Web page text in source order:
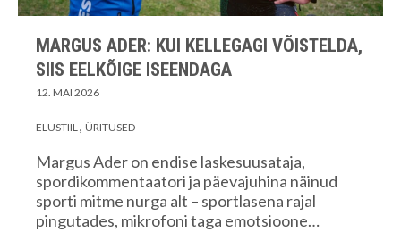
MARGUS ADER: KUI KELLEGAGI VÕISTELDA,
SIIS EELKÕIGE ISEENDAGA
12. MAI 2026
ELUSTIIL ÜRITUSED
Margus Ader on endise laskesuusataja,
spordikommentaatori ja päevajuhina näinud
sporti mitme nurga alt – sportlasena rajal
pingutades, mikrofoni taga emotsioone…